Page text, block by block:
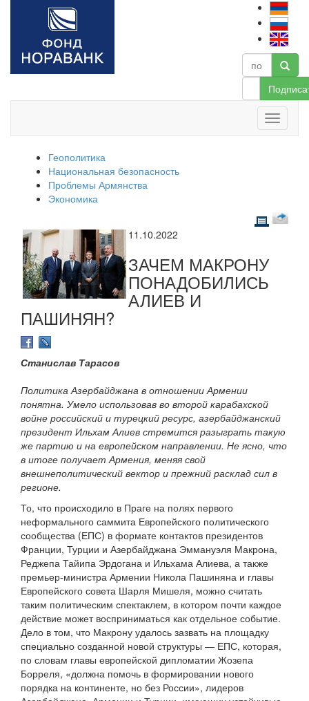
Геополитика
Национальная безопасность
Проблемы Армянства
Экономика
11.10.2022
ЗАЧЕМ МАКРОНУ
ПОНАДОБИЛИСЬ
АЛИЕВ И
ПАШИНЯН?
Станислав Тарасов
Политика Азербайджана в отношении Армении
понятна. Умело использовав во второй карабахской
войне российский и турецкий ресурс, азербайджанский
президент Ильхам Алиев стремится разыграть такую
же партию и на европейском направлении. Не ясно, что
в итоге получает Армения, меняя свой
внешнеполитический вектор и прежний расклад сил в
регионе.
То, что происходило в Праге на полях первого
неформального саммита Европейского политического
сообщества (ЕПС) в формате контактов президентов
Франции, Турции и Азербайджана Эммануэля Макрона,
Реджепа Тайипа Эрдогана и Ильхама Алиева, а также
премьер-министра Армении Никола Пашиняна и главы
Европейского совета Шарля Мишеля, можно считать
таким политическим спектаклем, в котором почти каждое
действие может восприниматься как отдельное событие.
Дело в том, что Макрону удалось зазвать на площадку
специально созданной новой структуры — ЕПС, которая,
по словам главы европейской дипломатии Жозепа
Борреля, «должна помочь в формировании нового
порядка на континенте, но без России», лидеров